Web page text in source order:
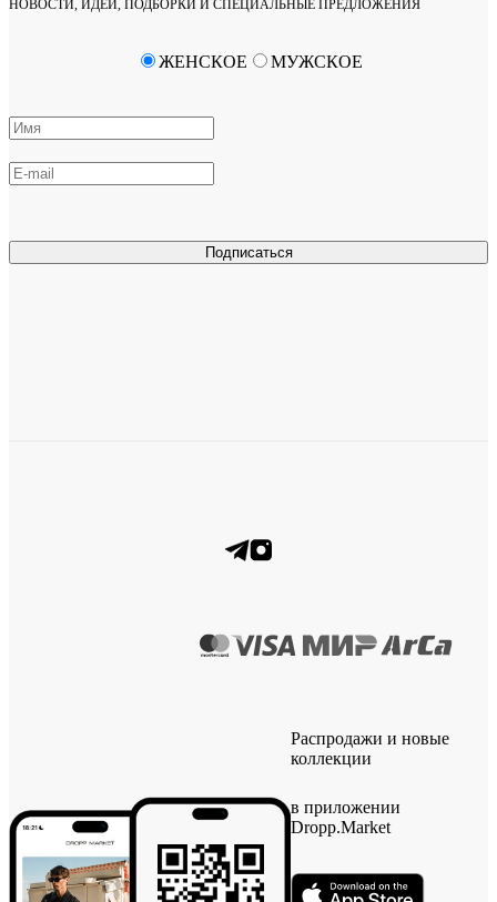
НОВОСТИ, ИДЕИ, ПОДБОРКИ И СПЕЦИАЛЬНЫЕ ПРЕДЛОЖЕНИЯ
Подписаться
ЖЕНСКОЕ МУЖСКОЕ
Распродажи и новые
коллекции
в приложении
Dropp.Market